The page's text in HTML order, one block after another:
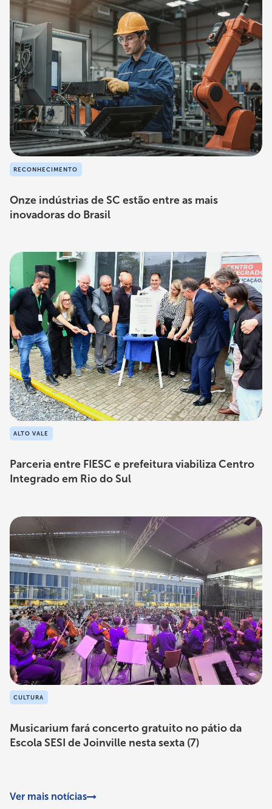
RECONHECIMENTO
Onze indústrias de SC estão entre as mais
inovadoras do Brasil
ALTO VALE
Parceria entre FIESC e prefeitura viabiliza Centro
Integrado em Rio do Sul
CULTURA
Musicarium fará concerto gratuito no pátio da
Escola SESI de Joinville nesta sexta (7)
Ver mais notícias